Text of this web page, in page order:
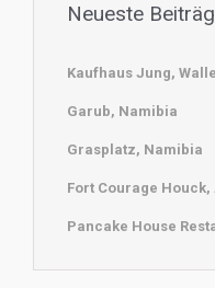
Neueste
Kaufhaus Jung,
Garub, Namibia
Grasplatz, Namibia
Fort Courage
Pancake House